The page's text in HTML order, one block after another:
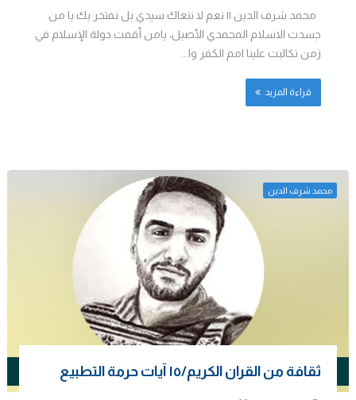
محمد شرف الدين || نعم لا ننعاك سيدي بل نفتخر بك يا من
جسدت الاسلام المحمدي الأصيل، يامن أقمت دولة الإسلام في
زمن تكالبت علينا امم الكفر وا...
قراءة المزيد
محمد شرف الدين
ثقافة من القران الكريم/١٥ آيات حرمة التطبيع